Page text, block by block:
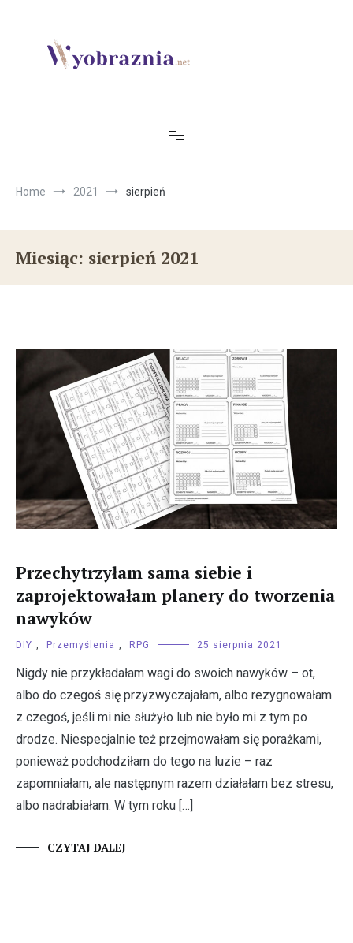
Home 2021 sierpień
Miesiąc: sierpień 2021
Przechytrzyłam sama siebie i
zaprojektowałam planery do tworzenia
nawyków
DIY , Przemyślenia , RPG 25 sierpnia 2021
Nigdy nie przykładałam wagi do swoich nawyków – ot,
albo do czegoś się przyzwyczajałam, albo rezygnowałam
z czegoś, jeśli mi nie służyło lub nie było mi z tym po
drodze. Niespecjalnie też przejmowałam się porażkami,
ponieważ podchodziłam do tego na luzie – raz
zapomniałam, ale następnym razem działałam bez stresu,
albo nadrabiałam. W tym roku […]
CZYTAJ DALEJ